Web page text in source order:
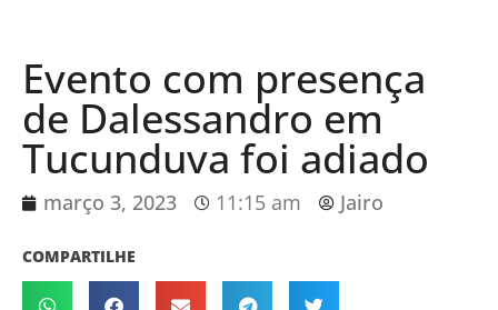
Evento com presença
de Dalessandro em
Tucunduva foi adiado
março 3, 2023 11:15 am Jairo
COMPARTILHE